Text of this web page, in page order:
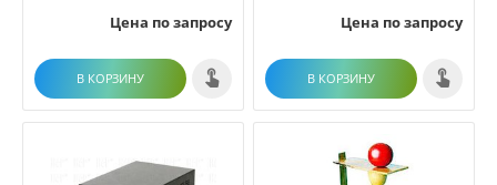
Цена по запросу
В КОРЗИНУ
Цена по запросу
В КОРЗИНУ